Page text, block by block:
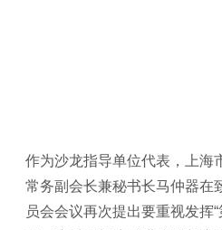
作为沙龙指导单位代表，上海
常务副会长兼秘书长马仲器在
员会会议再次提出要重视发挥